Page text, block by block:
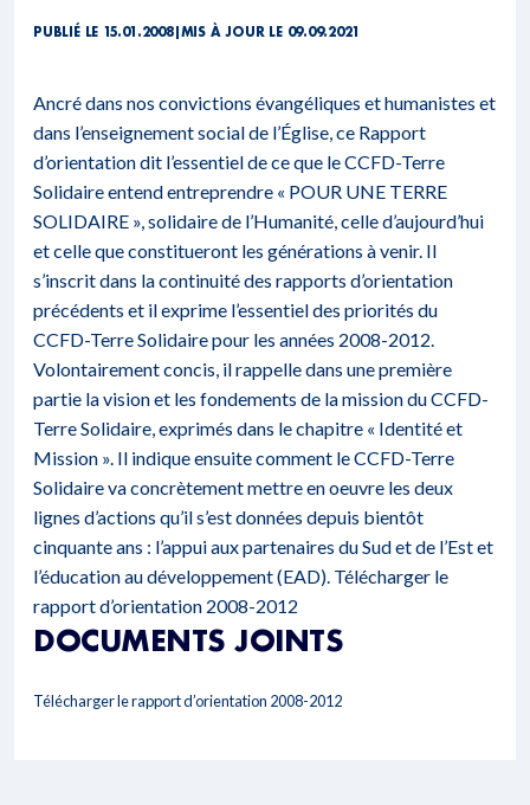
PUBLIÉ LE 15.01.2008| MIS À JOUR LE 09.09.2021
Ancré dans nos convictions évangéliques et humanistes et
dans l’enseignement social de l’Église, ce Rapport
d’orientation dit l’essentiel de ce que le CCFD-Terre
Solidaire entend entreprendre « POUR UNE TERRE
SOLIDAIRE », solidaire de l’Humanité, celle d’aujourd’hui
et celle que constitueront les générations à venir. Il
s’inscrit dans la continuité des rapports d’orientation
précédents et il exprime l’essentiel des priorités du
CCFD-Terre Solidaire pour les années 2008-2012.
Volontairement concis, il rappelle dans une première
partie la vision et les fondements de la mission du CCFD-
Terre Solidaire, exprimés dans le chapitre « Identité et
Mission ». Il indique ensuite comment le CCFD-Terre
Solidaire va concrètement mettre en oeuvre les deux
lignes d’actions qu’il s’est données depuis bientôt
cinquante ans : l’appui aux partenaires du Sud et de l’Est et
l’éducation au développement (EAD). Télécharger le
rapport d’orientation 2008-2012
DOCUMENTS JOINTS
Télécharger le rapport d’orientation 2008-2012